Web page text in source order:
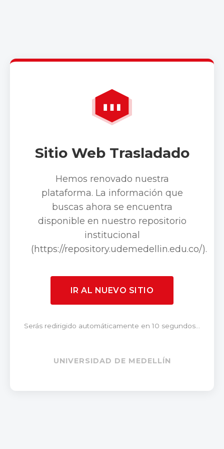
Sitio Web Trasladado
Hemos renovado nuestra
plataforma. La información que
buscas ahora se encuentra
disponible en nuestro repositorio
institucional
(https://repository.udemedellin.edu.co/).
IR AL NUEVO SITIO
Serás redirigido automáticamente en 10 segundos...
UNIVERSIDAD DE MEDELLÍN